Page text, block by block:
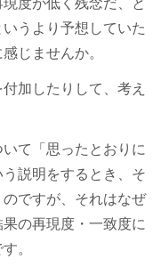
現度が低く残念だ、と
うより予想していた
じませんか。
加したりして、考え
て「思った とおりに
説明をするとき、そ
ですが、それはなぜ
の再現度・一致度に
。